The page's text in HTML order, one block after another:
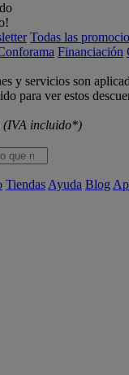
Todas las
Financiación
y servicios son
para ver estos
(IVA incluido*)
Tiendas Ayuda Blog